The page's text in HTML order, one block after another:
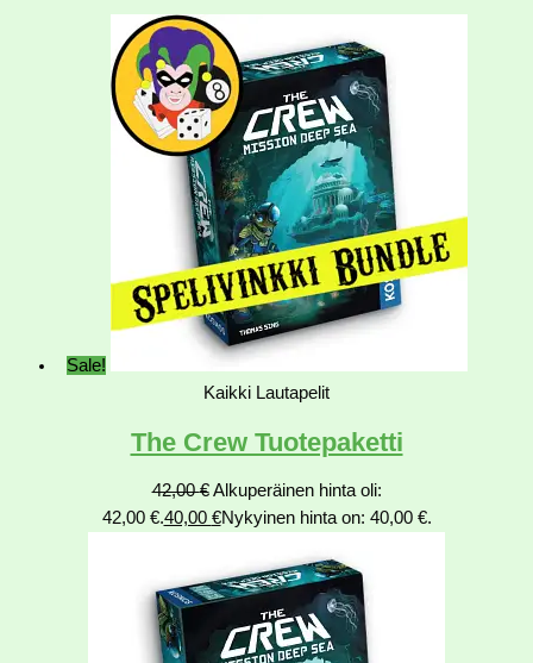
Sale!
Kaikki Lautapelit
The Crew Tuotepaketti
42,00€ Alkuperäinen hinta oli:
42,00 €.40,00 €Nykyinen hinta on: 40,00 €.